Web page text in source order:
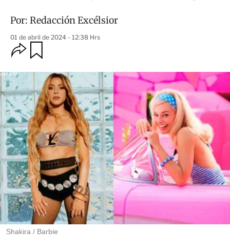
Por: Redacción Excélsior
01 de abril de 2024 - 12:38 Hrs
O
p
i
n
e
s
d
e
c
o
m
p
a
r
t
i
r
r
d
a
r
Shakira / Barbie